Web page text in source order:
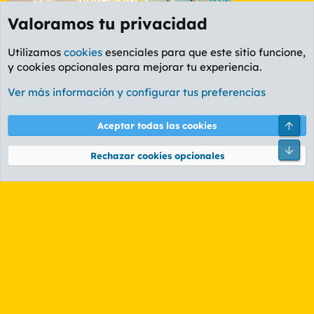
Foro Rapiñas
Cookies
PL OLDSTYLE AMARILLO
Términos y reglas Política de privacidad Ayuda
Community platform by XenForo® © 2010-2026 XenForo Ltd.
Valoramos tu privacidad
Utilizamos cookies esenciales para que este sitio funcione,
y cookies opcionales para mejorar tu experiencia.
Ver más información y configurar tus preferencias
Aceptar todas las cookies
Rechazar cookies opcionales
Pie